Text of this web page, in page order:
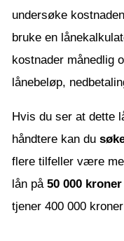
undersøke
bruke en
kostnader månedlig
lånebeløp,
Hvis du ser at dette
håndtere kan du
flere tilfeller være
lån på 50 000 kroner
tjener 400 000